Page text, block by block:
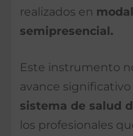
realizados en
semipresencial.
Este instrumento
avance significativo
sistema de salud
los profesionales